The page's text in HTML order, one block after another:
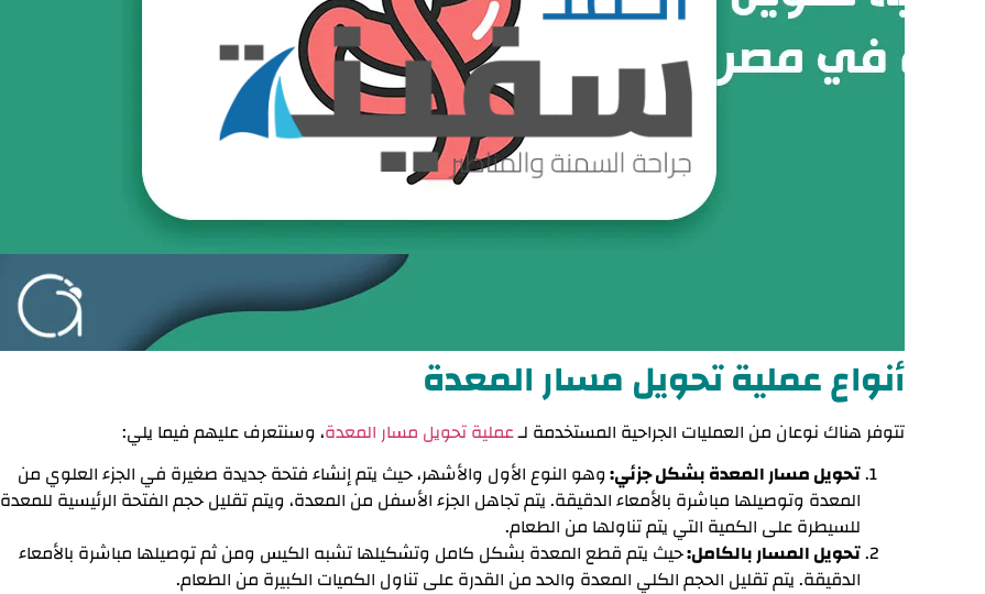
أنواع عملية تحويل مسار المعدة
تتوفر هناك نوعان من العمليات الجراحية المستخدمة لـعملية تحويل مسار المعدة، وسنتعرف عليهم فيما يلي:
تحويل مسار المعدة بشكل جزئي:وهو النوع الأول والأشهر، حيث يتم إنشاء فتحة جديدة صغيرة في الجزء العلوي من
المعدة وتوصيلها مباشرة بالأمعاء الدقيقة. يتم تجاهل الجزء الأسفل من المعدة، ويتم تقليل حجم الفتحة الرئيسية للمعدة
للسيطرة على الكمية التي يتم تناولها من الطعام.
تحويل المسار بالكامل:حيث يتم قطع المعدة بشكل كامل وتشكيلها تشبه الكيس ومن ثم توصيلها مباشرة بالأمعاء
الدقيقة. يتم تقليل الحجم الكلي المعدة والحد من القدرة على تناول الكميات الكبيرة من الطعام.